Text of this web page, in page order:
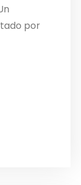
por
de
a